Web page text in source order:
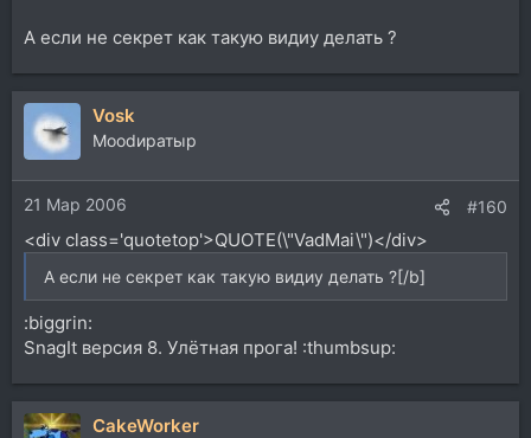
А если не секрет как такую видиу делать ?
Vosk
Moodиратыр
21 Мар 2006 #160
<div class='quotetop'>QUOTE(\"VadMai\")</div>
А если не секрет как такую видиу делать ?[/b]
:biggrin:
SnagIt версия 8. Улётная прога! :thumbsup:
CakeWorker